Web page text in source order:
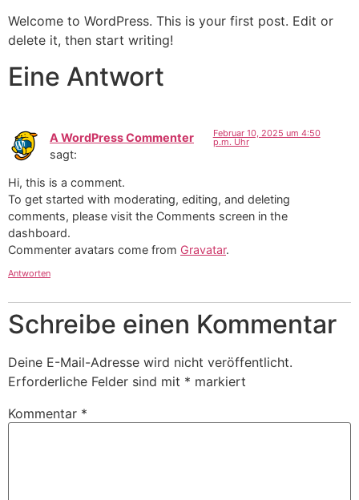
Welcome to WordPress. This is your first post. Edit or
delete it, then start writing!
Eine Antwort
A WordPress Commenter
sagt:
Februar 10, 2025 um 4:50
p.m. Uhr
Hi, this is a comment.
To get started with moderating, editing, and deleting
comments, please visit the Comments screen in the
dashboard.
Commenter avatars come from Gravatar.
Antworten
Schreibe einen Kommentar
Deine E-Mail-Adresse wird nicht veröffentlicht.
Erforderliche Felder sind mit * markiert
Kommentar *